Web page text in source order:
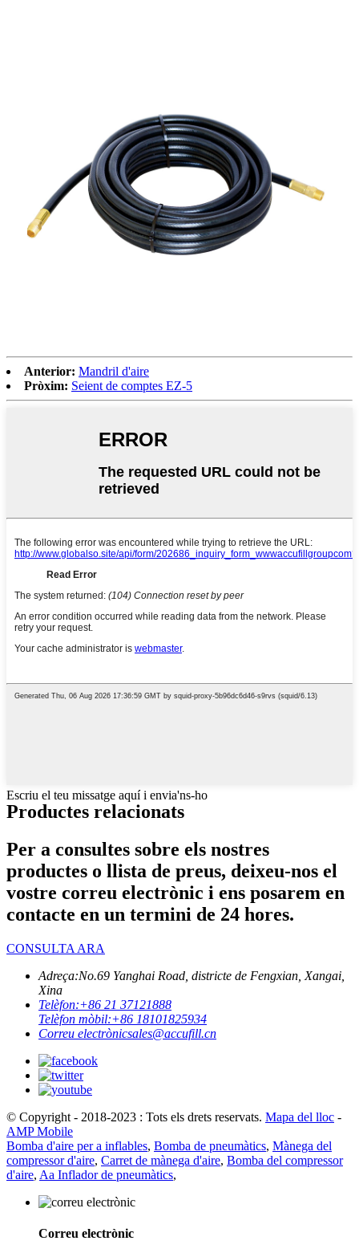
Anterior: Mandril d'aire
Pròxim: Seient de comptes EZ-5
Escriu el teu missatge aquí i envia'ns-ho
Productes relacionats
Per a consultes sobre els nostres
productes o llista de preus, deixeu-nos el
vostre correu electrònic i ens posarem en
contacte en un termini de 24 hores.
CONSULTA ARA
Adreça:No.69 Yanghai Road, districte de Fengxian, Xangai,
Xina
Telèfon:+86 21 37121888
Telèfon mòbil:+86 18101825934
Correu electrònicsales@accufill.cn
© Copyright - 2018-2023 : Tots els drets reservats. Mapa del lloc -
AMP Mobile
Bomba d'aire per a inflables, Bomba de pneumàtics, Mànega del
compressor d'aire, Carret de mànega d'aire, Bomba del compressor
d'aire, Aa Inflador de pneumàtics,
Correu electrònic